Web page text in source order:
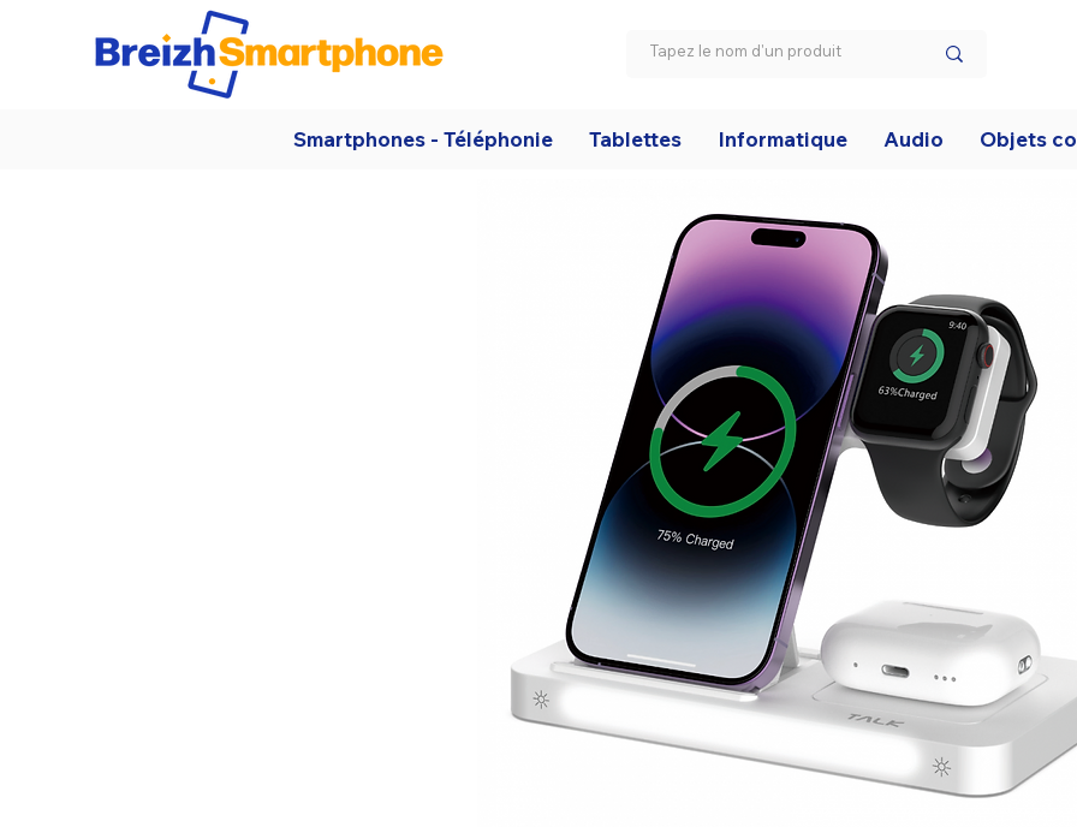
Smartphones - Téléphonie Tablettes Informatique Audio Objets